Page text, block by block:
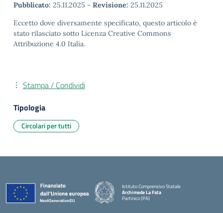
Pubblicato: 25.11.2025 - Revisione: 25.11.2025
Eccetto dove diversamente specificato, questo articolo è
stato rilasciato sotto Licenza Creative Commons
Attribuzione 4.0 Italia.
Stampa / Condividi
Tipologia
Circolari per tutti
Istituto Comprensivo Statale
Archimede La Fata
Partinico (PA)